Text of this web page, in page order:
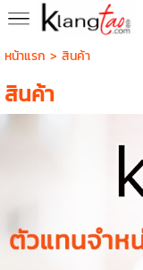
หน้าแรก > สินค้า
สินค้า